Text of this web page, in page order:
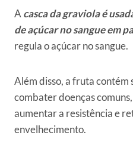
A casca da graviola é
de açúcar no sangue em
regula o açúcar no sangue.
Além disso, a fruta contém
combater doenças
aumentar a resistência e
envelhecimento.